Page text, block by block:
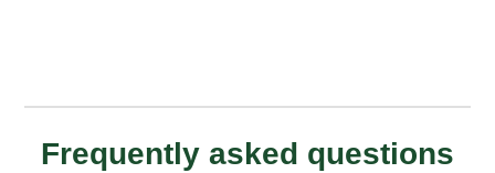
Frequently asked questions